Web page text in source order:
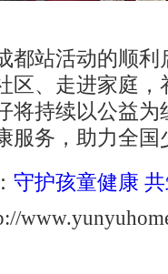
站活动的顺利
区、走进家庭
将持续以公益
服务，助力全
守护孩童健康